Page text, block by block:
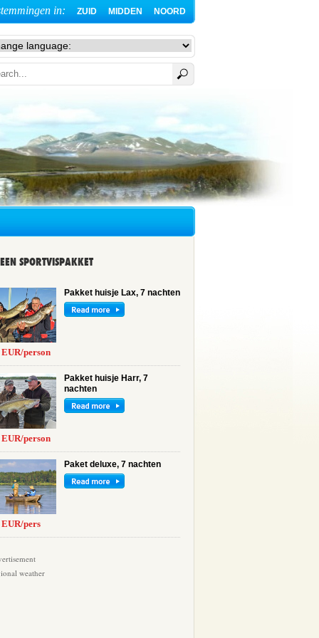
in: ZUID MIDDEN NOORD
SPORTVISPAKKET
Pakket huisje Lax, 7 nachten
person
Pakket huisje Harr, 7
nachten
person
Paket deluxe, 7 nachten
pers
weather